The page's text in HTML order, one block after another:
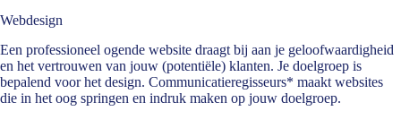
Webdesign
Een professioneel ogende website draagt bij aan je geloofwaardigheid
en het vertrouwen van jouw (potentiële) klanten. Je doelgroep is
bepalend voor het design. Communicatieregisseurs* maakt websites
die in het oog springen en indruk maken op jouw doelgroep.